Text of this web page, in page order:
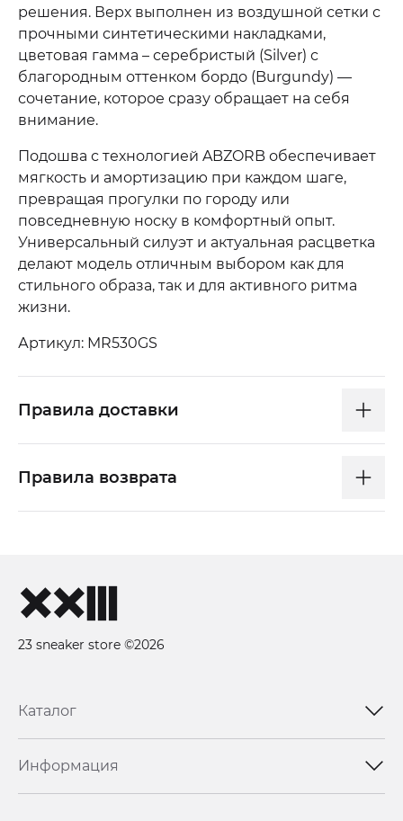
решения. Верх выполнен из воздушной сетки с
прочными синтетическими накладками,
цветовая гамма – серебристый (Silver) с
благородным оттенком бордо (Burgundy) —
сочетание, которое сразу обращает на себя
внимание.
Подошва с технологией ABZORB обеспечивает
мягкость и амортизацию при каждом шаге,
превращая прогулки по городу или
повседневную носку в комфортный опыт.
Универсальный силуэт и актуальная расцветка
делают модель отличным выбором как для
стильного образа, так и для активного ритма
жизни.
Артикул: MR530GS
Правила доставки
Правила возврата
23 sneaker store ©2026
Каталог
Информация